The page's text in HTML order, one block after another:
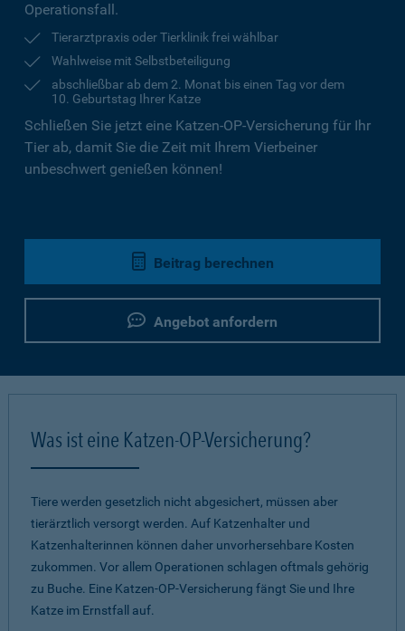
Operationsfall.
Tierarztpraxis oder Tierklinik frei wählbar
Wahlweise mit Selbstbeteiligung
abschließbar ab dem 2. Monat bis einen Tag vor dem
10. Geburtstag Ihrer Katze
Schließen Sie jetzt eine Katzen-OP-Versicherung für Ihr
Tier ab, damit Sie die Zeit mit Ihrem Vierbeiner
unbeschwert genießen können!
Beitrag berechnen
Angebot anfordern
Was ist eine Katzen-OP-Versicherung?
Tiere werden gesetzlich nicht abgesichert, müssen aber
tierärztlich versorgt werden. Auf Katzenhalter und
Katzenhalterinnen können daher unvorhersehbare Kosten
zukommen. Vor allem Operationen schlagen oftmals gehörig
zu Buche. Eine Katzen-OP-Versicherung fängt Sie und Ihre
Katze im Ernstfall auf.